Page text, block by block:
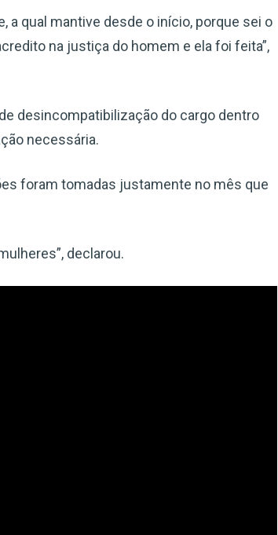
a qual mantive desde o início, porque sei o
na justiça do homem e ela foi feita”,
desincompatibilização do cargo dentro
necessária.
foram tomadas justamente no mês que
declarou.